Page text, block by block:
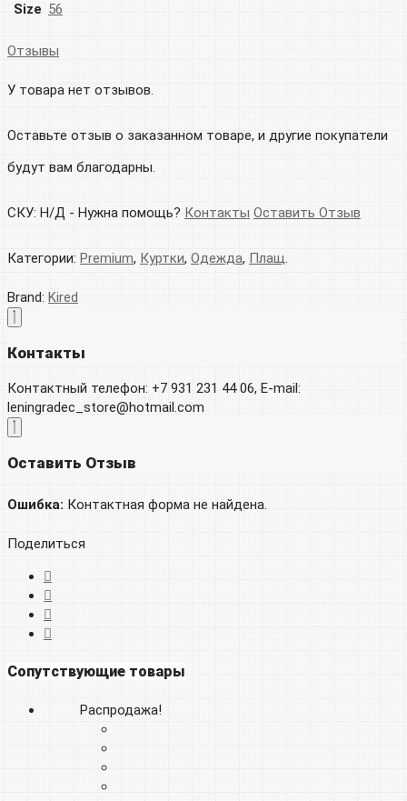
Size 56
Отзывы
У товара нет отзывов.
Оставьте отзыв о заказанном товаре, и другие покупатели
будут вам благодарны.
СКУ: Н/Д - Нужна помощь? Контакты Оставить Отзыв
Категории: Premium, Куртки, Одежда, Плащ.
Brand: Kired
Контакты
Контактный телефон: +7 931 231 44 06, E-mail:
leningradec_store@hotmail.com
Оставить Отзыв
Ошибка: Контактная форма не найдена.
Поделиться
Сопутствующие товары
Распродажа!